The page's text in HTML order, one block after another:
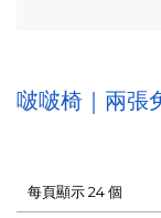
啵啵椅｜兩張
每頁顯示 24 個